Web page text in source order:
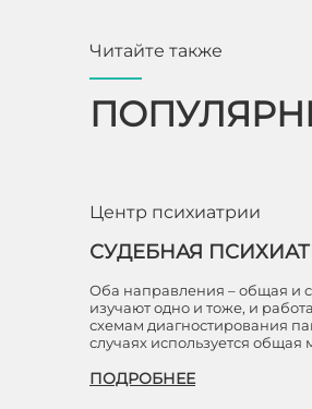
Читайте также
Центр психиатрии
СУДЕБНАЯ
Оба направления – общая и
изучают одно и тоже, и
схемам диагностирования
случаях используется
ПОДРОБНЕЕ